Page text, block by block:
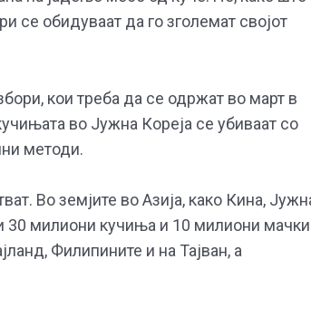
се обидуваат да го зголемат својот
кои треба да се одржат во март в
во Јужна Кореја се убиваат со
методи.
Во земјите во Азија, како Кина,
30 милиони кучиња и 10 милиони
Филипините и на Тајван, а